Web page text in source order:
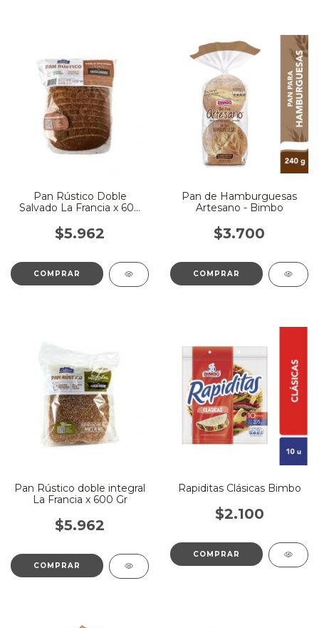
Pan Rústico Doble
Salvado La Francia x 600
$5.962
Pan de Hamburguesas
Artesano - Bimbo
$3.700
Pan Rústico doble integral
La Francia x 600 Gr
$5.962
Rapiditas Clásicas Bimbo
$2.100